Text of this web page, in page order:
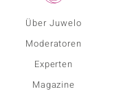
Über Juwelo
Moderatoren
Experten
Magazine